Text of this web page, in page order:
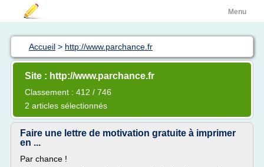
Menu
Accueil > http://www.parchance.fr
Site : http://www.parchance.fr
Classement : 412 / 746
2 articles sélectionnés
Faire une lettre de motivation gratuite à imprimer
en ...
Par chance !